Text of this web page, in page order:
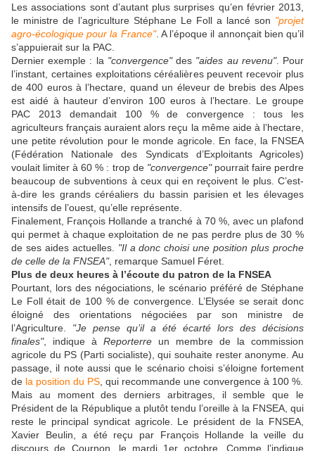
Les associations sont d’autant plus surprises qu’en février 2013,
le ministre de l’agriculture Stéphane Le Foll a lancé son "projet
agro-écologique pour la France". A l’époque il annonçait bien qu’il
s’appuierait sur la PAC.
Dernier exemple : la "convergence"des "aides au revenu". Pour
l’instant, certaines exploitations céréalières peuvent recevoir plus
de 400 euros à l’hectare, quand un éleveur de brebis des Alpes
est aidé à hauteur d’environ 100 euros à l’hectare. Le groupe
PAC 2013 demandait 100 % de convergence : tous les
agriculteurs français auraient alors reçu la même aide à l’hectare,
une petite révolution pour le monde agricole. En face, la FNSEA
(Fédération Nationale des Syndicats d’Exploitants Agricoles)
voulait limiter à 60 % : trop de "convergence"pourrait faire perdre
beaucoup de subventions à ceux qui en reçoivent le plus. C’est-
à-dire les grands céréaliers du bassin parisien et les élevages
intensifs de l’ouest, qu’elle représente.
Finalement, François Hollande a tranché à 70 %, avec un plafond
qui permet à chaque exploitation de ne pas perdre plus de 30 %
de ses aides actuelles. "Il a donc choisi une position plus proche
de celle de la FNSEA", remarque Samuel Féret.
Plus de deux heures à l’écoute du patron de la FNSEA
Pourtant, lors des négociations, le scénario préféré de Stéphane
Le Foll était de 100 % de convergence. L’Elysée se serait donc
éloigné des orientations négociées par son ministre de
l’Agriculture. "Je pense qu’il a été écarté lors des décisions
finales", indique à Reporterre un membre de la commission
agricole du PS (Parti socialiste), qui souhaite rester anonyme. Au
passage, il note aussi que le scénario choisi s’éloigne fortement
de la position du PS , qui recommande une convergence à 100 %.
Mais au moment des derniers arbitrages, il semble que le
Président de la République a plutôt tendu l’oreille à la FNSEA, qui
reste le principal syndicat agricole. Le président de la FNSEA,
Xavier Beulin, a été reçu par François Hollande la veille du
discours de Cournon, le mardi 1er octobre. Comme l’indique